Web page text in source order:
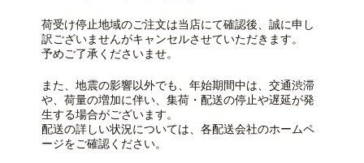
荷受け停止地域のご注文は当店にて確認後、誠に申し
訳ございませんがキャンセルさせていただきます。
予めご了承くださいませ。
また、地震の影響以外でも、年始期間中は、交通渋滞
や、荷量の増加に伴い、集荷・配送の停止や遅延が発
生する場合がございます。
配送の詳しい状況については、各配送会社のホームペ
ージをご確認ください。